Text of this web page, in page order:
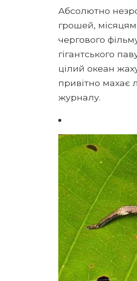
Абсолютно
грошей,
чергового
гігантського
цілий океан
привітно махає
журналу.